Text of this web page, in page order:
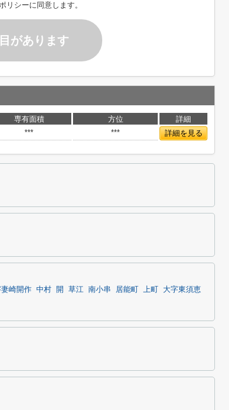
リシーに同意します。
があります
専有面積 方位
詳細
*** *** 詳細を見る
妻崎開作 中村 開 草江 南小串 居能町 上町
大字東須恵